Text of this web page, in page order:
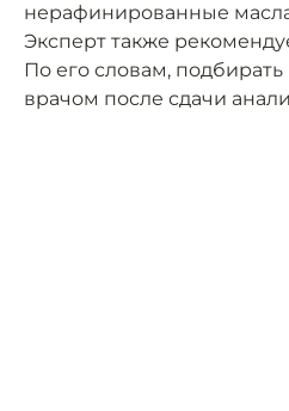
нерафинированные
Эксперт также
По его словам,
врачом после сдачи